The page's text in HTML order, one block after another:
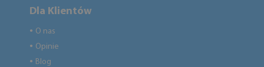
Dla Klientów
● O nas
● Opinie
● Blog